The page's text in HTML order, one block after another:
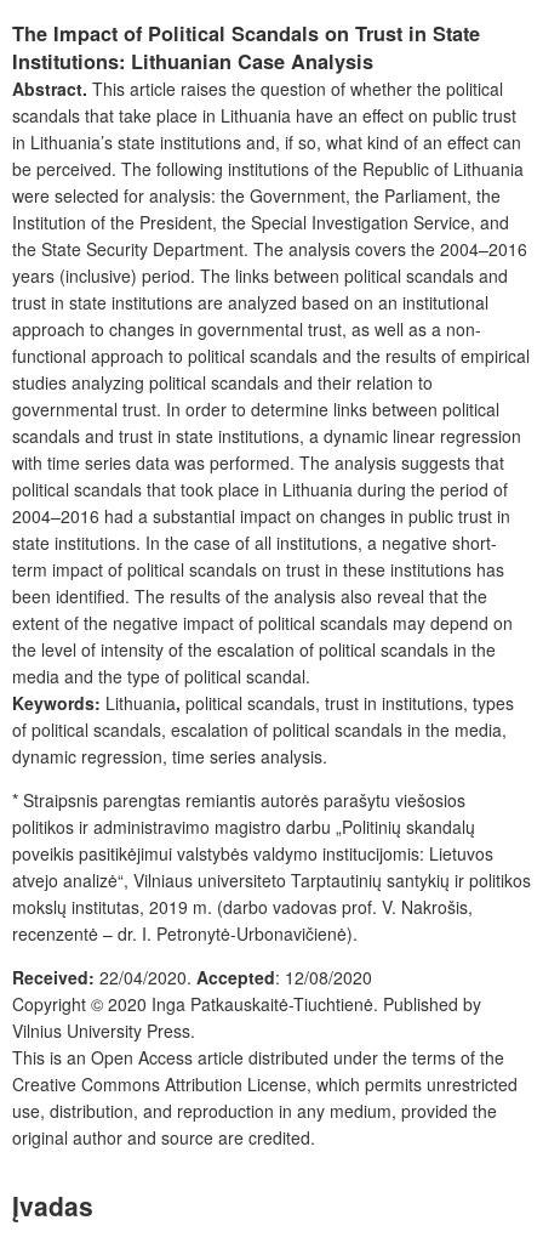
The Impact of Political Scandals on Trust in State
Institutions: Lithuanian Case Analysis
Abstract. This article raises the question of whether the political
scandals that take place in Lithuania have an effect on public trust
in Lithuania’s state institutions and, if so, what kind of an effect can
be perceived. The following institutions of the Republic of Lithuania
were selected for analysis: the Government, the Parliament, the
Institution of the President, the Special Investigation Service, and
the State Security Department. The analysis covers the 2004–2016
years (inclusive) period. The links between political scandals and
trust in state institutions are analyzed based on an institutional
approach to changes in governmental trust, as well as a non-
functional approach to political scandals and the results of empirical
studies analyzing political scandals and their relation to
governmental trust. In order to determine links between political
scandals and trust in state institutions, a dynamic linear regression
with time series data was performed. The analysis suggests that
political scandals that took place in Lithuania during the period of
2004–2016 had a substantial impact on changes in public trust in
state institutions. In the case of all institutions, a negative short-
term impact of political scandals on trust in these institutions has
been identified. The results of the analysis also reveal that the
extent of the negative impact of political scandals may depend on
the level of intensity of the escalation of political scandals in the
media and the type of political scandal.
Keywords: Lithuania, political scandals, trust in institutions, types
of political scandals, escalation of political scandals in the media,
dynamic regression, time series analysis.
* Straipsnis parengtas remiantis autorės parašytu viešosios
politikos ir administravimo magist­ro darbu „Politinių skandalų
poveikis pasitikėjimui valstybės valdymo institucijomis: Lietuvos
atvejo analizė“, Vilniaus universiteto Tarptautinių santykių ir politikos
mokslų institutas, 2019 m. (darbo vadovas prof. V. Nakrošis,
recenzentė – dr. I. Petronytė-Urbonavičienė).
Received: 22/04/2020. Accepted: 12/08/2020
Copyright © 2020 Inga Patkauskaitė-Tiuchtienė. Published by
Vilnius University Press.
This is an Open Access article distributed under the terms of the
Creative Commons Attribution License, which permits unrestricted
use, distribution, and reproduction in any medium, provided the
original author and source are credited.
Įvadas